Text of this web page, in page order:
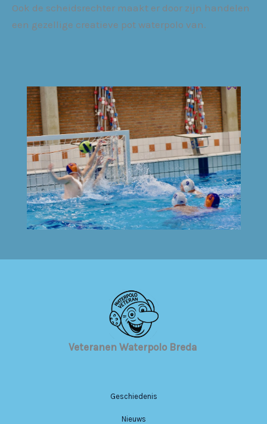
Ook de scheidsrechter maakt er door zijn handelen
een gezellige creatieve pot waterpolo van.
Veteranen Waterpolo Breda
Geschiedenis
Nieuws